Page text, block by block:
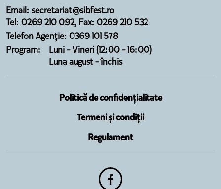
Email: secretariat@sibfest.ro
Tel: 0269 210 092, Fax: 0269 210 532
Telefon Agenție: 0369 101 578
Program:
Luni - Vineri (12:00 - 16:00)
Luna august - închis
Politică de confidențialitate
Termeni și condiții
Regulament